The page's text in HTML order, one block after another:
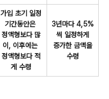
가입 초기 일정
기간동안은
정액형보다 많
이, 이후에는
정액형보다 적
게 수령
3년마다 4,5%
씩 일정하게
증가한 금액을
수령